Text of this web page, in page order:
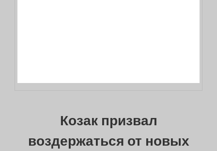
Козак призвал
воздержаться от новых